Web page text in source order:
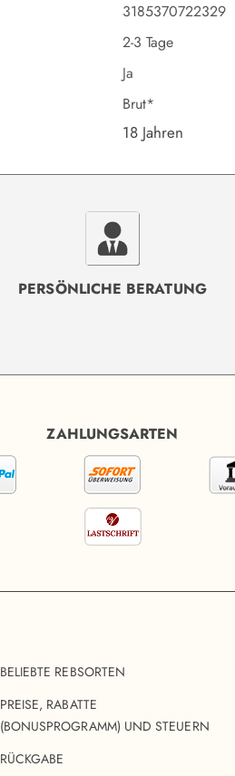
3185370722329
2-3 Tage
Ja
Brut*
18 Jahren
PERSÖNLICHE BERATUNG
ZAHLUNGSARTEN
BELIEBTE REBSORTEN
PREISE, RABATTE
(BONUSPROGRAMM) UND STEUERN
RÜCKGABE